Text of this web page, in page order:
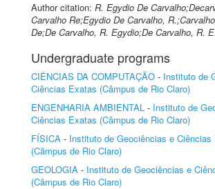
Author citation: R. Egydio De
Carvalho Re;Egydio De Carvalho,
De;De Carvalho, R. Egydio;De Carvalho, R. E.
Undergraduate programs
CIÊNCIAS DA COMPUTAÇÃO - Instituto de
Ciências Exatas (Câmpus de Rio Claro)
ENGENHARIA AMBIENTAL - Instituto de
Ciências Exatas (Câmpus de Rio Claro)
FÍSICA - Instituto de Geociências e Ciências
(Câmpus de Rio Claro)
GEOLOGIA - Instituto de Geociências e
(Câmpus de Rio Claro)